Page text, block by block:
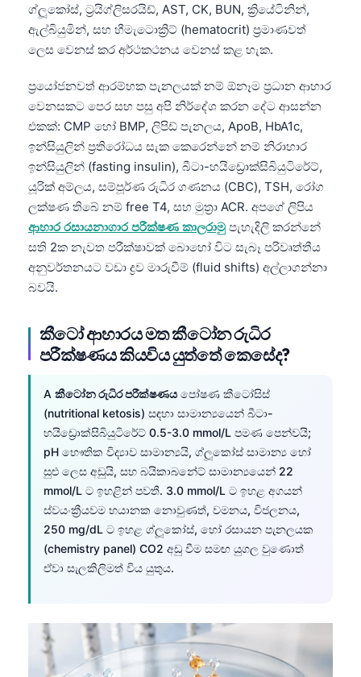
ග්ලූකෝස්, ට්‍රයිග්ලිසරයිඩ්, AST, CK, BUN, ක්‍රියේටිනින්,
ඇල්බියුමින්, සහ හීමැටොක්‍රිට් (hematocrit) ප්‍රමාණවත්
ලෙස වෙනස් කර අර්ථකථනය වෙනස් කළ හැක.
ප්‍රයෝජනවත් ආරම්භක පැනලයක් නම් ඕනෑම ප්‍රධාන ආහාර
වෙනසකට පෙර සහ පසු අපි නිර්දේශ කරන දේට ආසන්න
එකක්: CMP හෝ BMP, ලිපිඩ් පැනලය, ApoB, HbA1c,
ඉන්සියුලින් ප්‍රතිරෝධය සැක කෙරෙන්නේ නම් නිරාහාර
ඉන්සියුලින් (fasting insulin), බීටා-හයිඩ්‍රොක්සිබියුටිරේට්,
යූරික් අම්ලය, සම්පූර්ණ රුධිර ගණනය (CBC), TSH, රෝග
ලක්ෂණ තිබේ නම් free T4, සහ මුත්‍රා ACR. අපගේ ලිපිය
ආහාර රසායනාගාර පරීක්ෂණ කාලරාමු පැහැදිලි කරන්නේ
සති 2ක නැවත පරීක්ෂාවක් බොහෝ විට සැබෑ පරිවෘත්තීය
අනුවර්තනයට වඩා ද්‍රව මාරුවීම් (fluid shifts) අල්ලාගන්නා
බවයි.
කීටෝ ආහාරය මත කීටෝන රුධිර
පරීක්ෂණය කියවිය යුත්තේ කෙසේද?
A කීටෝන රුධිර පරීක්ෂණය පෝෂණ කීටෝසිස්
(nutritional ketosis) සඳහා සාමාන්‍යයෙන් බීටා-
හයිඩ්‍රොක්සිබියුටිරේට් 0.5-3.0 mmol/L පමණ පෙන්වයි;
pH භෞතික විද්‍යාව සාමාන්‍යයි, ග්ලූකෝස් සාමාන්‍ය හෝ
සුළු ලෙස අඩුයි, සහ බයිකාබනේට් සාමාන්‍යයෙන් 22
mmol/L ට ඉහළින් පවතී. 3.0 mmol/L ට ඉහළ අගයන්
ස්වයංක්‍රීයවම භයානක නොවුණත්, වමනය, විජලනය,
250 mg/dL ට ඉහළ ග්ලූකෝස්, හෝ රසායන පැනලයක
(chemistry panel) CO2 අඩු වීම සමඟ යුගල වුණොත්
ඒවා සැලකිලිමත් විය යුතුය.